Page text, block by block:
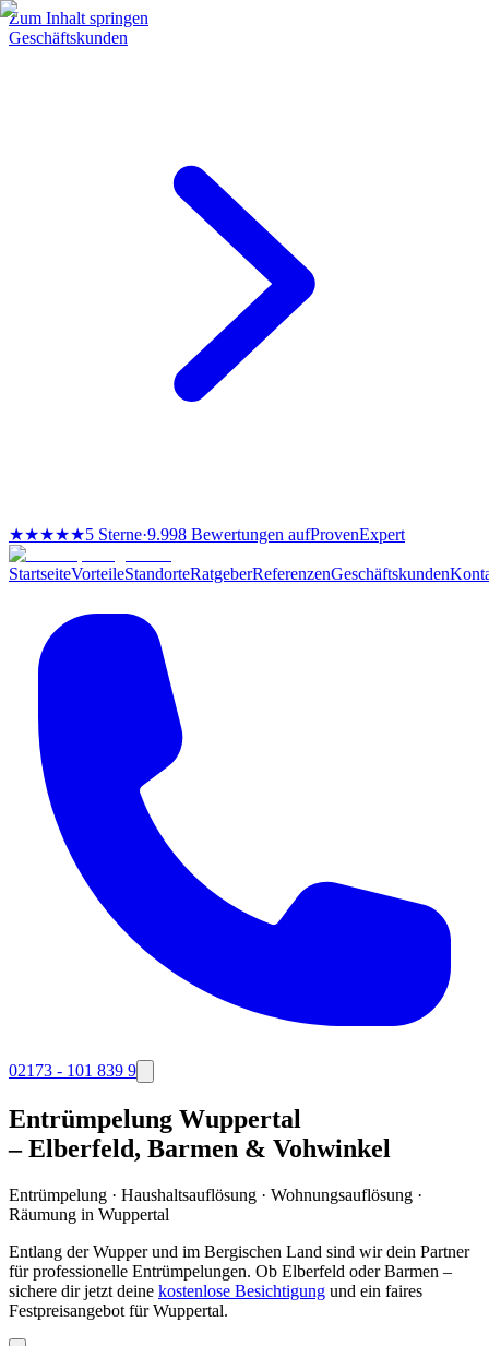
Zum Inhalt springen
Geschäftskunden
★★★★★5 Sterne·9.998 Bewertungen aufProvenExpert
StartseiteVorteileStandorteRatgeberReferenzenGeschäftskunden
02173 - 101 839 9
Entrümpelung Wuppertal
– Elberfeld, Barmen & Vohwinkel
Entrümpelung · Haushaltsauflösung · Wohnungsauflösung ·
Räumung in Wuppertal
Entlang der Wupper und im Bergischen Land sind wir dein Partner
für professionelle Entrümpelungen. Ob Elberfeld oder Barmen –
sichere dir jetzt deine kostenlose Besichtigung und ein faires
Festpreisangebot für Wuppertal.